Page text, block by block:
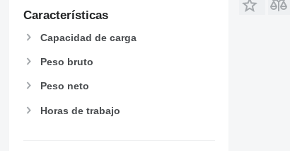
Características
Capacidad de carga
Peso bruto
Peso neto
Horas de trabajo